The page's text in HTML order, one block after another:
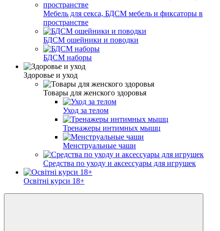
Мебель для секса, БДСМ мебель и фиксаторы в
пространстве
БДСМ ошейники и поводки
БДСМ наборы
Здоровье и уход
Товары для женского здоровья
Уход за телом
Тренажеры интимных мышц
Менструальные чаши
Средства по уходу и аксессуары для игрушек
Освітні курси 18+